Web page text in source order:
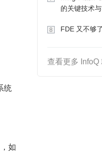
统
如
的关键技术
8 FDE 又不够了
查看更多 InfoQ